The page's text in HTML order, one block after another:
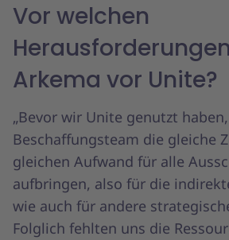
Vor welchen
Arkema vor Unite?
„Bevor wir Unite genutzt
Beschaffungsteam die gleiche
gleichen Aufwand für alle
aufbringen, also für die
wie auch für andere
Folglich fehlten uns die